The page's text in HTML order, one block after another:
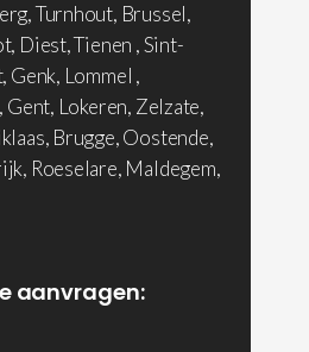
Turnhout, Brussel,
Diest, Tienen , Sint-
Genk, Lommel ,
Gent, Lokeren, Zelzate,
Brugge, Oostende,
Roeselare, Maldegem,
aanvragen: